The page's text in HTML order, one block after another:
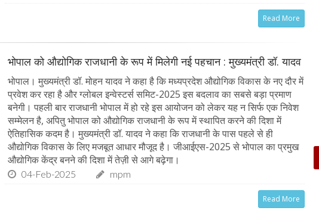
Read More
भोपाल को औद्योगिक राजधानी के रूप में मिलेगी नई पहचान : मुख्यमंत्री डॉ. यादव
भोपाल। मुख्यमंत्री डॉ. मोहन यादव ने कहा है कि मध्यप्रदेश औद्योगिक विकास के नए दौर में
प्रवेश कर रहा है और ग्लोबल इन्वेस्टर्स समिट-2025 इस बदलाव का सबसे बड़ा प्रमाण
बनेगी। पहली बार राजधानी भोपाल में हो रहे इस आयोजन को लेकर यह न सिर्फ एक निवेश
सम्मेलन है, अपितु भोपाल को औद्योगिक राजधानी के रूप में स्थापित करने की दिशा में
ऐतिहासिक कदम है। मुख्यमंत्री डॉ. यादव ने कहा कि राजधानी के पास पहले से ही
औद्योगिक विकास के लिए मजबूत आधार मौजूद है। जीआईएस-2025 से भोपाल का प्रमुख
औद्योगिक केंद्र बनने की दिशा में तेज़ी से आगे बढ़ेगा।
04-Feb-2025 mpm
Read More
Hanuman Jayanti 2023 : हनुमान जयंती पर राशि के
अनुसार करें मंत्रों का जाप, जरूर मिलेगा पूजा का फल
02-Apr-2023 mp mirror samachar seva